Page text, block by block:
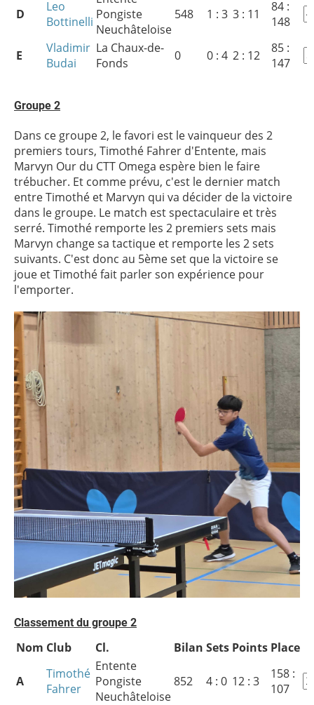
D
Leo
Bottinelli Pongiste
Neuchâteloise
548 1 : 3 3 : 11
84 :
148
E
Vladimir
Budai
La Chaux-de-
Fonds
0 0 : 4 2 : 12
85 :
147
Groupe 2
Dans ce groupe 2, le favori est le vainqueur des 2
premiers tours, Timothé Fahrer d'Entente, mais
Marvyn Our du CTT Omega espère bien le faire
trébucher. Et comme prévu, c'est le dernier match
entre Timothé et Marvyn qui va décider de la victoire
dans le groupe. Le match est spectaculaire et très
serré. Timothé remporte les 2 premiers sets mais
Marvyn change sa tactique et remporte les 2 sets
suivants. C'est donc au 5ème set que la victoire se
joue et Timothé fait parler son expérience pour
l'emporter.
Classement du groupe 2
Nom Club Cl. Bilan Sets Points Place
A
Timothé
Fahrer
Entente
Pongiste
Neuchâteloise
852 4 : 0 12 : 3
158 :
107